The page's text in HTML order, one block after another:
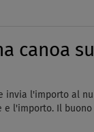
canoa
invia l'importo al
l'importo. Il buono